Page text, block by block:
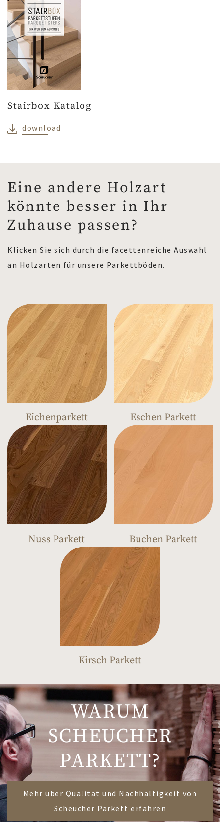
Stairbox Katalog
download
Eine andere Holzart
könnte besser in Ihr
Zuhause passen?
Klicken Sie sich durch die facettenreiche Auswahl
an Holzarten für unsere Parkettböden.
Eichenparkett Eschen Parkett
Nuss Parkett Buchen Parkett
Kirsch Parkett
WARUM
SCHEUCHER
PARKETT?
Mehr über Qualität und Nachhaltigkeit von
Scheucher Parkett erfahren